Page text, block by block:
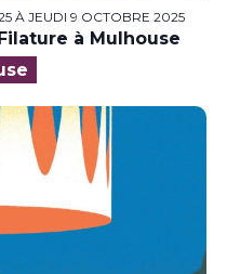
À JEUDI 9 OCTOBRE 2025
à Mulhouse